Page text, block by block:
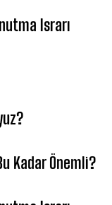
Israrı
Kadar Önemli?